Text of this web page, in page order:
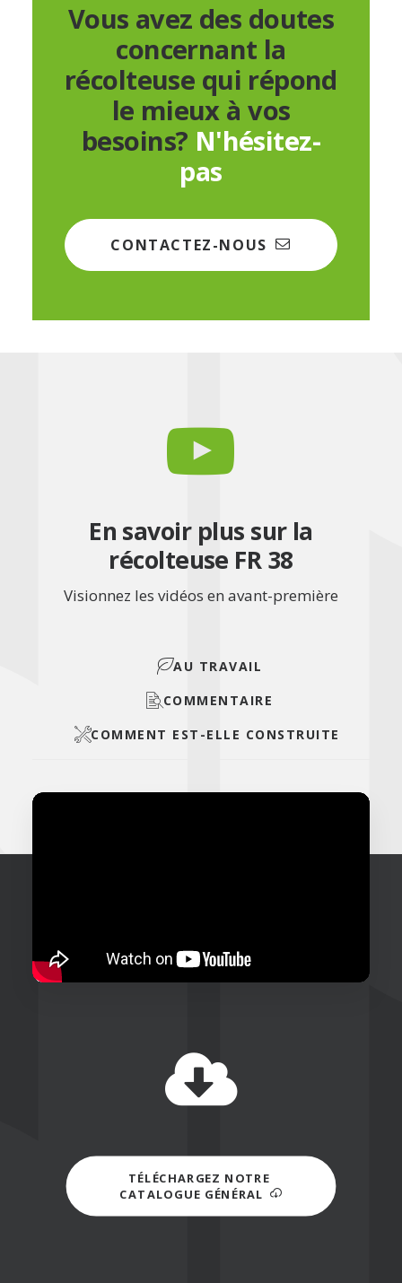
Vous avez des doutes
concernant la
récolteuse qui répond
le mieux à vos
besoins? N'hésitez-
pas
CONTACTEZ-NOUS
En savoir plus sur la
récolteuse FR 38
Visionnez les vidéos en avant-première
AU TRAVAIL
COMMENTAIRE
COMMENT EST-ELLE CONSTRUITE
TÉLÉCHARGEZ NOTRE
CATALOGUE GÉNÉRAL